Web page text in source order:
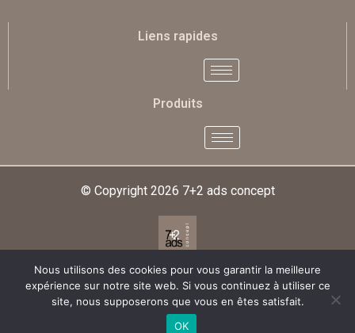
Liens rapides
Produits
© Copyright 2026 7+2 ads concept
Designed & Developed By
Nous utilisons des cookies pour vous garantir la meilleure
expérience sur notre site web. Si vous continuez à utiliser ce
site, nous supposerons que vous en êtes satisfait.
OK